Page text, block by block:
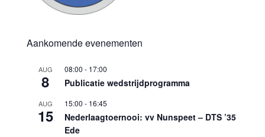
Aankomende evenementen
AUG
8
08:00 - 17:00
Publicatie wedstrijdprogramma
AUG
15
15:00 - 16:45
Nederlaagtoernooi: vv Nunspeet – DTS ’35
Ede